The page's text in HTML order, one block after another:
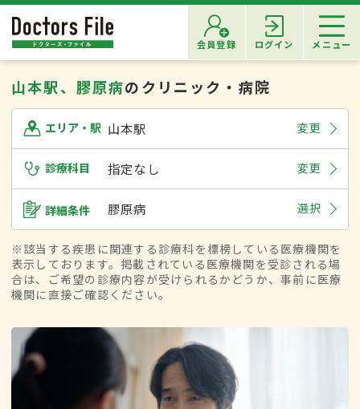
会員登録 ログイン メニュー
山本駅、膠原病のクリニック・病院
エリア・駅 山本駅 変更
診療科目 指定なし 変更
詳細条件 膠原病 選択
※該当する疾患に関連する診療科を標榜している医療機関を
表示しております。掲載されている医療機関を受診される場
合は、ご希望の診療内容が受けられるかどうか、事前に医療
機関に直接ご確認ください。